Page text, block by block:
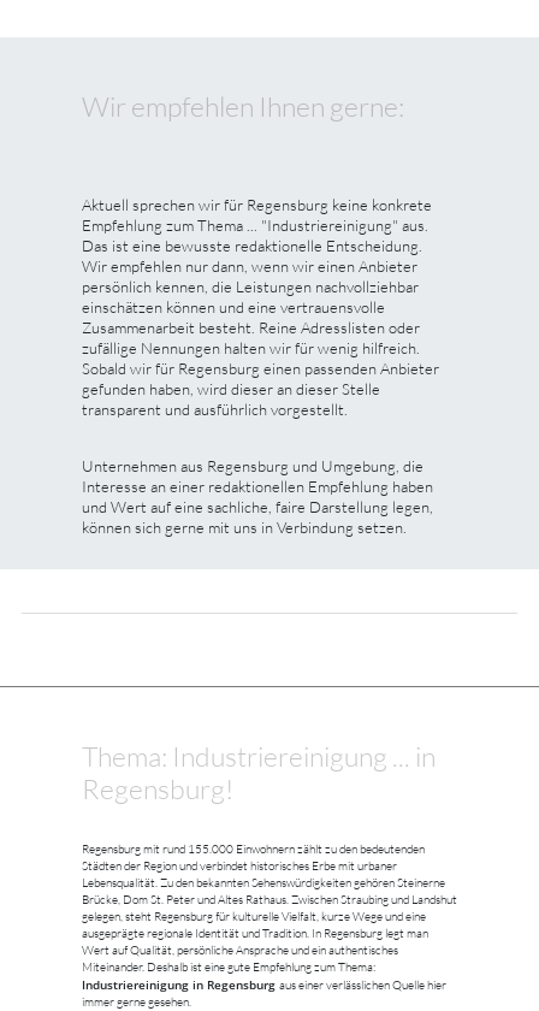
Wir empfehlen Ihnen gerne:
Aktuell sprechen wir für Regensburg keine konkrete
Empfehlung zum Thema ... "Industriereinigung" aus.
Das ist eine bewusste redaktionelle Entscheidung.
Wir empfehlen nur dann, wenn wir einen Anbieter
persönlich kennen, die Leistungen nachvollziehbar
einschätzen können und eine vertrauensvolle
Zusammenarbeit besteht. Reine Adresslisten oder
zufällige Nennungen halten wir für wenig hilfreich.
Sobald wir für Regensburg einen passenden Anbieter
gefunden haben, wird dieser an dieser Stelle
transparent und ausführlich vorgestellt.
Unternehmen aus Regensburg und Umgebung, die
Interesse an einer redaktionellen Empfehlung haben
und Wert auf eine sachliche, faire Darstellung legen,
können sich gerne mit uns in Verbindung setzen.
Thema: Industriereinigung ... in
Regensburg!
Regensburg mit rund 155.000 Einwohnern zählt zu den bedeutenden
Städten der Region und verbindet historisches Erbe mit urbaner
Lebensqualität. Zu den bekannten Sehenswürdigkeiten gehören Steinerne
Brücke, Dom St. Peter und Altes Rathaus. Zwischen Straubing und Landshut
gelegen, steht Regensburg für kulturelle Vielfalt, kurze Wege und eine
ausgeprägte regionale Identität und Tradition. In Regensburg legt man
Wert auf Qualität, persönliche Ansprache und ein authentisches
Miteinander. Deshalb ist eine gute Empfehlung zum Thema:
Industriereinigung in Regensburg aus einer verlässlichen Quelle hier
immer gerne gesehen.